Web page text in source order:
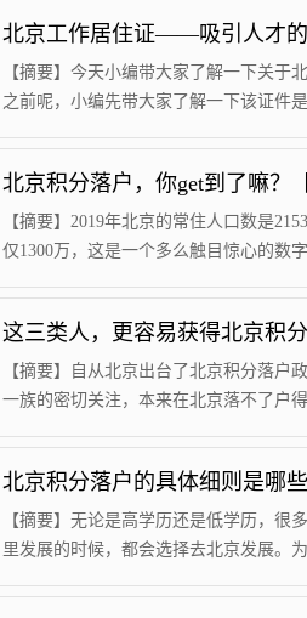
【摘要】今天小编带大家了解一下关于
之前呢，小编先带大家了解一下该证件
目的是为了吸引人才，促进社会的发展
更有效率 地施展才能，在生活方面得
供更好的生活环境和工作氛围。使其的
北京积分落户，你get到了嘛？
【摘要】2019年北京的常住人口数是
仅1300万，这是一个多么触目惊心的数
12万人申报，最终达标的落户人口仅仅
遍，这个数字只增不减。由此可见在北
多大了。那么北京积分...
【摘要】自从北京出台了北京积分落户
一族的密切关注，本来在北京落不了户
2020年对落户政策进行了整改，以更加
条件的外来人员，更加的公平公正、公
保证了每一位符合要求的北漂人，给大
北京积分落户的具体细则是哪
【摘要】无论是高学历还是低学历，很
里发展的时候，都会选择去北京发展。